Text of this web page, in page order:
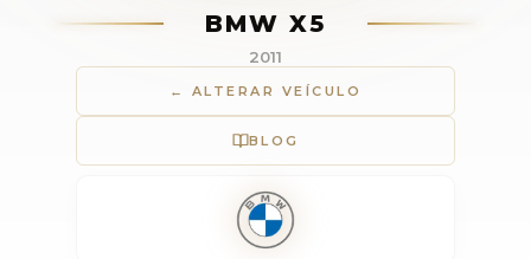
BMW X5
2011
← ALTERAR VEÍCULO
BLOG